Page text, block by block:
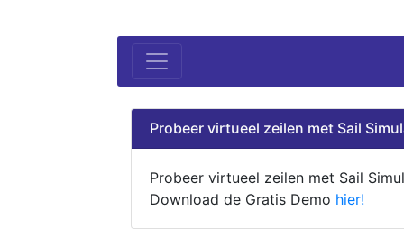
Probeer virtueel zeilen met Sail
Probeer virtueel zeilen met Sail
Download de Gratis Demo hier!